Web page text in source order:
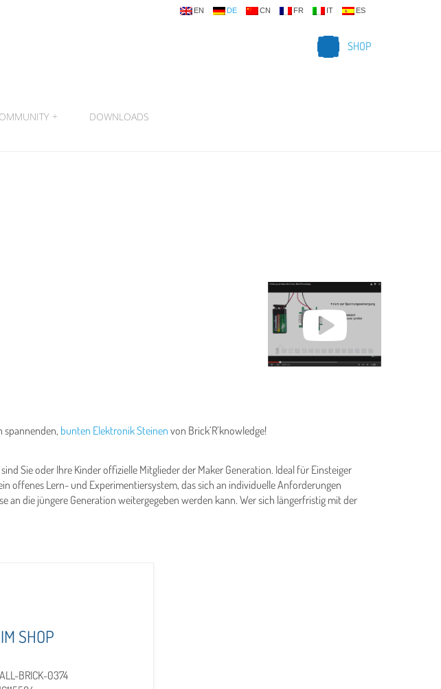
EN DE CN FR IT ES
SHOP
+ DOWNLOADS
spannenden, bunten Elektronik Steinen von Brick’R’knowledge!
Sie oder Ihre Kinder offizielle Mitglieder der Maker Generation. Ideal für Einsteiger
offenes Lern- und Experimentiersystem, das sich an individuelle Anforderungen
an die jüngere Generation weitergegeben werden kann. Wer sich längerfristig mit der
SHOP
ALL-BRICK-0374